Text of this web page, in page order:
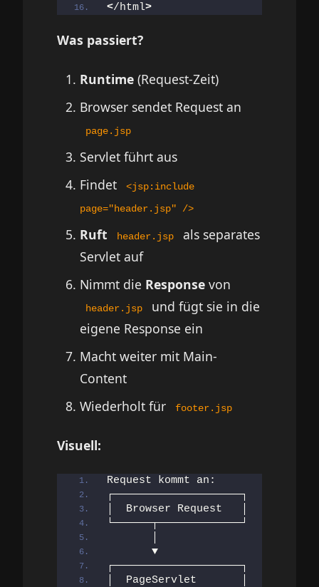
</html>
Was passiert?
Runtime (Request-Zeit)
Browser sendet Request an
page.jsp
Servlet führt aus
Findet
<jsp:include
page="header.jsp" />
Ruft header.jsp
als separates
Servlet auf
Nimmt die Response von
header.jsp
und fügt sie in die
eigene Response ein
Macht weiter mit Main-
Content
Wiederholt für
footer.jsp
Visuell:
Request kommt an:
┌────────────────────┐
│  Browser Request   │
└──────┬─────────────┘
       ▼
┌────────────────────┐
│  PageServlet       │